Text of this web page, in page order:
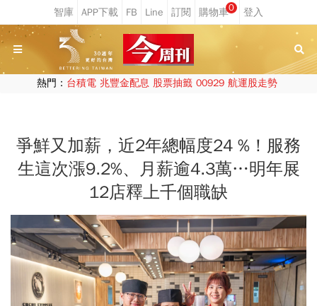
0
熱門： 台積電 兆豐金配息 股票抽籤 00929 航運股走勢
爭鮮又加薪，近2年總幅度24 %！服務
生這次漲9.2%、月薪逾4.3萬…明年展
12店釋上千個職缺